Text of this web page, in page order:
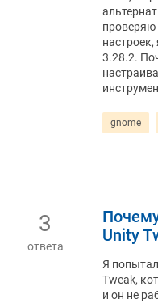
проверяю
настроек,
3.28.2.
gnome
3
ответа
Unity
Я
Tweak,
и он не